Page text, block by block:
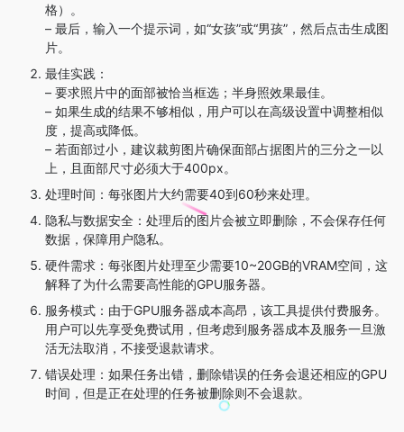
格）。
– 最后，输入一个提示词，如“女孩”或“男孩”，然后点击生成图
片。
最佳实践：
– 要求照片中的面部被恰当框选；半身照效果最佳。
– 如果生成的结果不够相似，用户可以在高级设置中调整相似
度，提高或降低。
– 若面部过小，建议裁剪图片确保面部占据图片的三分之一以
上，且面部尺寸必须大于400px。
处理时间：每张图片大约需要40到60秒来处理。
隐私与数据安全：处理后的图片会被立即删除，不会保存任何
数据，保障用户隐私。
硬件需求：每张图片处理至少需要10~20GB的VRAM空间，这
解释了为什么需要高性能的GPU服务器。
服务模式：由于GPU服务器成本高昂，该工具提供付费服务。
用户可以先享受免费试用，但考虑到服务器成本及服务一旦激
活无法取消，不接受退款请求。
错误处理：如果任务出错，删除错误的任务会退还相应的GPU
时间，但是正在处理的任务被删除则不会退款。